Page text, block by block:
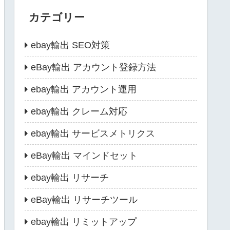
カテゴリー
ebay輸出 SEO対策
eBay輸出 アカウント登録方法
ebay輸出 アカウント運用
ebay輸出 クレーム対応
ebay輸出 サービスメトリクス
eBay輸出 マインドセット
ebay輸出 リサーチ
eBay輸出 リサーチツール
ebay輸出 リミットアップ